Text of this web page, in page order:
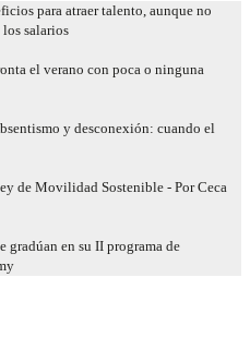
para atraer talento, aunque no
salarios
el verano con poca o ninguna
y desconexión: cuando el
de Movilidad Sostenible - Por Ceca
gradúan en su II programa de